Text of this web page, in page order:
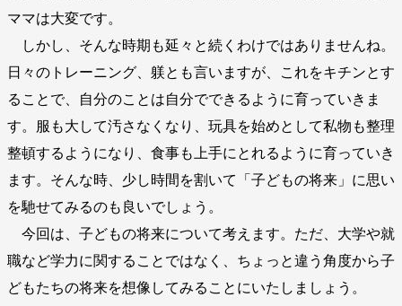
ママは大変です。
しかし、そんな時期も延々と続くわけではありませんね。
日々のトレーニング、躾とも言いますが、これをキチンとす
ることで、自分のことは自分でできるように育っていきま
す。服も大して汚さなくなり、玩具を始めとして私物も整理
整頓するようになり、食事も上手にとれるように育っていき
ます。そんな時、少し時間を割いて「子どもの将来」に思い
を馳せてみるのも良いでしょう。
今回は、子どもの将来について考えます。ただ、大学や就
職など学力に関することではなく、ちょっと違う角度から子
どもたちの将来を想像してみることにいたしましょう。